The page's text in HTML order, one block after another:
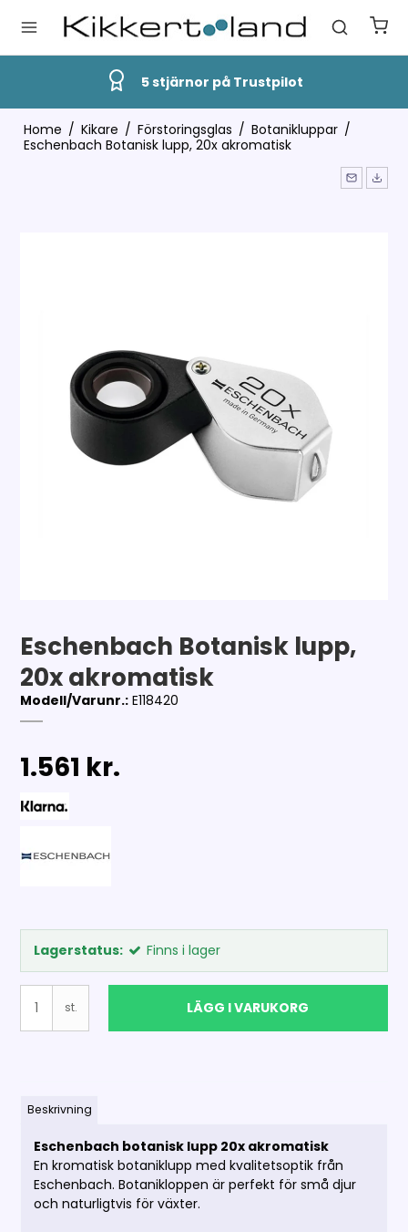
5 stjärnor på Trustpilot
Home / Kikare / Förstoringsglas / Botanikluppar /
Eschenbach Botanisk lupp, 20x akromatisk
Eschenbach Botanisk lupp,
20x akromatisk
Modell/Varunr.: E118420
1.561 kr.
Lagerstatus: Finns i lager
st. LÄGG I VARUKORG
Beskrivning
Eschenbach botanisk lupp 20x akromatisk
En kromatisk botaniklupp med kvalitetsoptik från
Eschenbach. Botanikloppen är perfekt för små djur
och naturligtvis för växter.